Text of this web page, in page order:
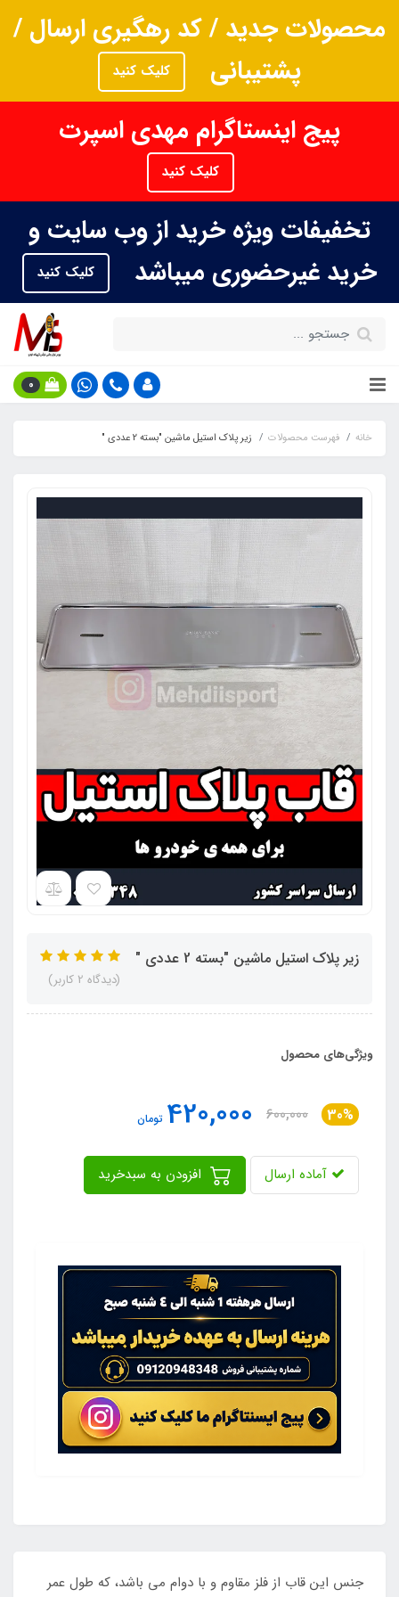
محصولات جدید / کد رهگیری ارسال /
پشتیبانی
کلیک کنید
پیج اینستاگرام مهدی اسپرت
کلیک کنید
تخفیفات ویژه خرید از وب سایت و
خرید غیرحضوری میباشد
کلیک کنید
0
خانه فهرست محصولات زیر پلاک استیل ماشین "بسته 2 عددی "
زیر پلاک استیل ماشین "بسته 2 عددی "
(دیدگاه 2 کاربر)
ویژگی‌های محصول
30%
600,000
420,000 تومان
آماده ارسال
جنس این قاب از فلز مقاوم و با دوام می باشد، که طول عمر